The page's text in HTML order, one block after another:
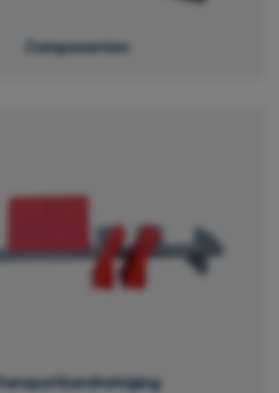
Componenten
Transportbandreiniging